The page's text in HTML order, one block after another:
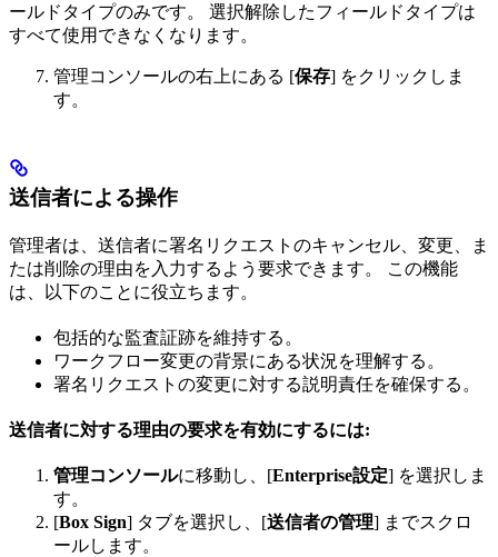
ールドタイプのみです。 選択解除したフィールドタイプは
すべて使用できなくなります。
管理コンソールの右上にある [保存] をクリックしま
す。
送信者による操作
管理者は、送信者に署名リクエストのキャンセル、変更、ま
たは削除の理由を入力するよう要求できます。 この機能
は、以下のことに役立ちます。
包括的な監査証跡を維持する。
ワークフロー変更の背景にある状況を理解する。
署名リクエストの変更に対する説明責任を確保する。
送信者に対する理由の要求を有効にするには:
管理コンソールに移動し、[Enterprise設定] を選択しま
す。
[Box Sign] タブを選択し、[送信者の管理] までスクロ
ールします。